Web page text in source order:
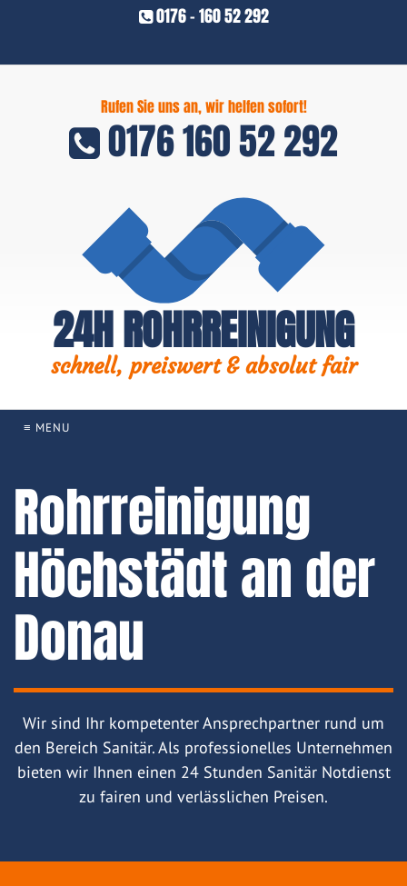
0176 - 160 52 292
Rufen Sie uns an, wir helfen sofort!
0176 160 52 292
24H ROHRREINIGUNG
schnell, preiswert & absolut fair
≡ MENU
Rohrreinigung
Höchstädt an der
Donau
Wir sind Ihr kompetenter Ansprechpartner rund um
den Bereich Sanitär. Als professionelles Unternehmen
bieten wir Ihnen einen 24 Stunden Sanitär Notdienst
zu fairen und verlässlichen Preisen.